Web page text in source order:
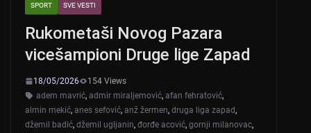
SPORT SVE VESTI
Rukometaši Novog Pazara
vicešampioni Druge lige Zapad
18/05/2026
154 Views
adem mavrić, admir miraljemović, afan fehratović,
almin mekić, anes sefović, anž žermen, druga liga zapad,
džemil badić, džemil ugljanin, đorđe acović, gornji milanovac,